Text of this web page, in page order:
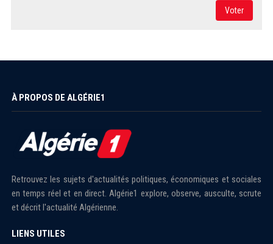
Voter
À PROPOS DE ALGÉRIE1
Retrouvez les sujets d'actualités politiques, économiques et sociales
en temps réel et en direct. Algérie1 explore, observe, ausculte, scrute
et décrit l'actualité Algérienne.
LIENS UTILES